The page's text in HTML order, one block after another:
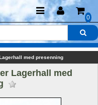
0
med presenning
Lagerhall med